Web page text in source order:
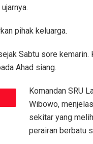
pihak keluarga.
Sabtu sore
Ahad siang.
Komandan SRU
Wibowo,
sekitar yang
perairan berbatu